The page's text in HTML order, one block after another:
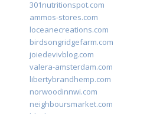
301nutritionspot.com
ammos-stores.com
loceanecreations.com
birdsongridgefarm.com
joiedevivblog.com
valera-amsterdam.com
libertybrandhemp.com
norwoodinnwi.com
neighboursmarket.com